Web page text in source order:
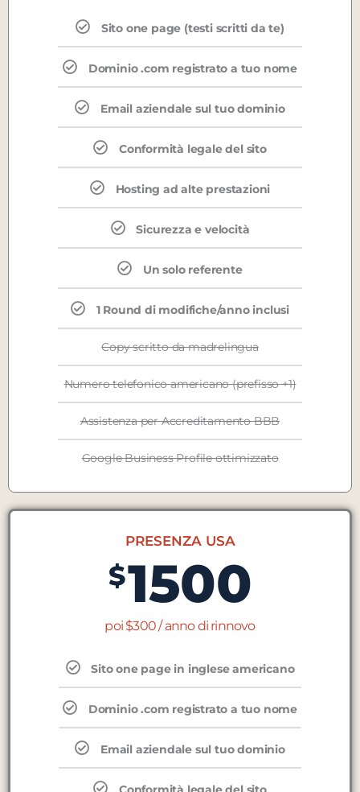
Sito one page (testi scritti da te)
Dominio .com registrato a tuo nome
Email aziendale sul tuo dominio
Conformità legale del sito
Hosting ad alte prestazioni
Sicurezza e velocità
Un solo referente
1 Round di modifiche/anno inclusi
Copy scritto da madrelingua
Numero telefonico americano (prefisso +1)
Assistenza per Accreditamento BBB
Google Business Profile ottimizzato
PRESENZA USA
$1500
poi $300 / anno di rinnovo
Sito one page in inglese americano
Dominio .com registrato a tuo nome
Email aziendale sul tuo dominio